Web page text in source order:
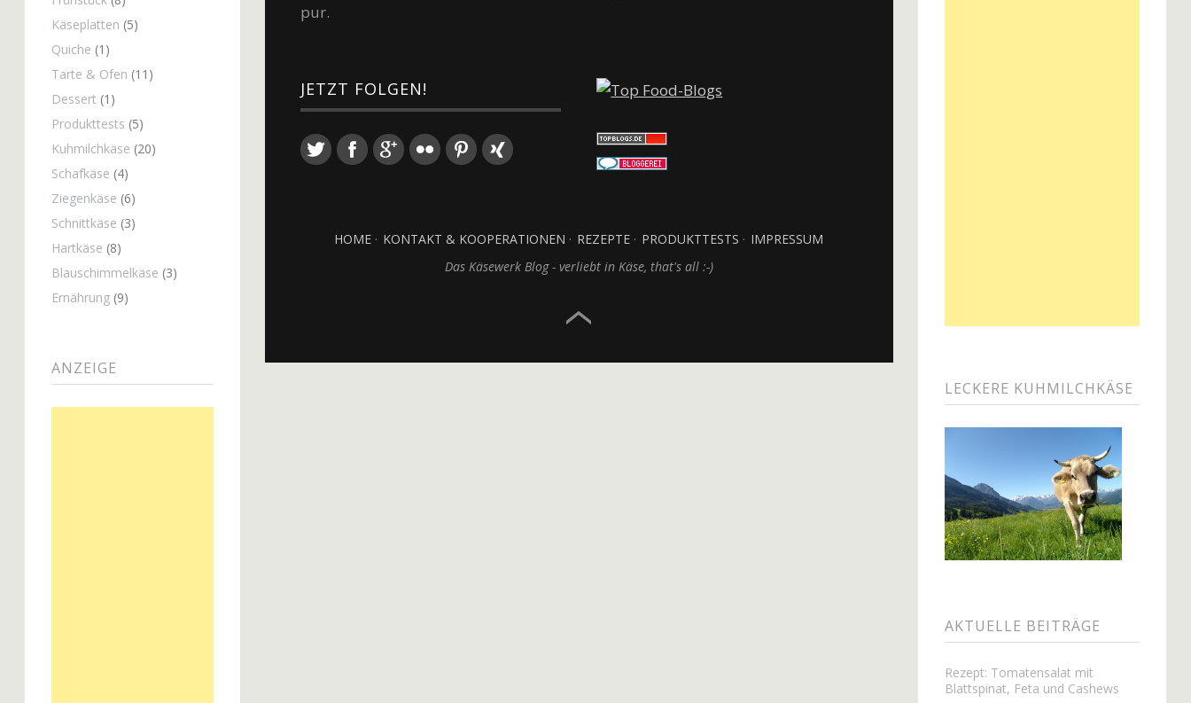
Käseplatten (5)
Quiche (1)
Tarte & Ofen (11)
Dessert (1)
Produkttests (5)
Kuhmilchkäse (20)
Schafkäse (4)
Ziegenkäse (6)
Schnittkäse (3)
Hartkäse (8)
Blauschimmelkäse (3)
Ernährung (9)
ANZEIGE
pur.
JETZT FOLGEN!
TwitterFacebookGoogle+Flickr PinterestXing
HOME KONTAKT & KOOPERATIONEN REZEPTE PRODUKTTESTS
IMPRESSUM
Das Käsewerk Blog - verliebt in Käse, that's all :-)
LECKERE KUHMILCHKÄSE
AKTUELLE BEITRÄGE
Rezept: Tomatensalat mit
Blattspinat, Feta und Cashews